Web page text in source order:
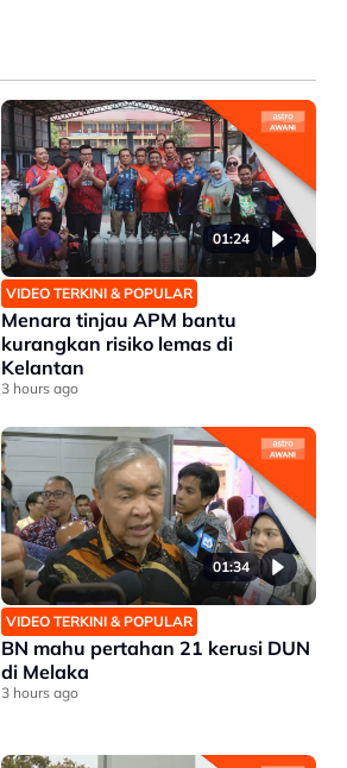
01:24
VIDEO TERKINI & POPULAR
Menara tinjau APM bantu
kurangkan risiko lemas di
Kelantan
3 hours ago
01:34
VIDEO TERKINI & POPULAR
BN mahu pertahan 21 kerusi DUN
di Melaka
3 hours ago